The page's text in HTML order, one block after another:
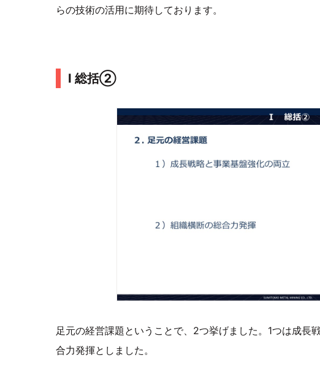
らの技術の活用に期待しております。
Ⅰ 総括②
足元の経営課題ということで、2つ挙げました。1つは成長
合力発揮としました。